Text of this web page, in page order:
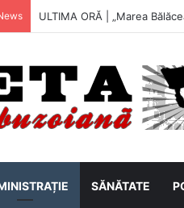
Metalul Buzău, primul meci
SĂNĂTATE